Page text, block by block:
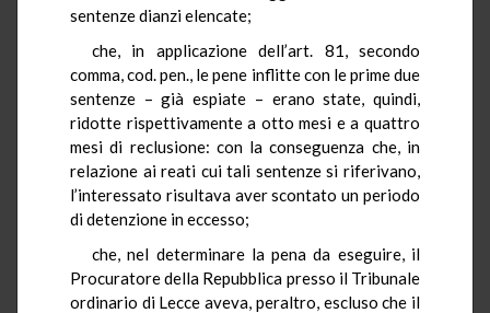
sentenze dianzi elencate;
che, in applicazione dell’art. 81, secondo
comma, cod. pen., le pene inflitte con le prime due
sentenze – già espiate – erano state, quindi,
ridotte rispettivamente a otto mesi e a quattro
mesi di reclusione: con la conseguenza che, in
relazione ai reati cui tali sentenze si riferivano,
l’interessato risultava aver scontato un periodo
di detenzione in eccesso;
che, nel determinare la pena da eseguire, il
Procuratore della Repubblica presso il Tribunale
ordinario di Lecce aveva, peraltro, escluso che il